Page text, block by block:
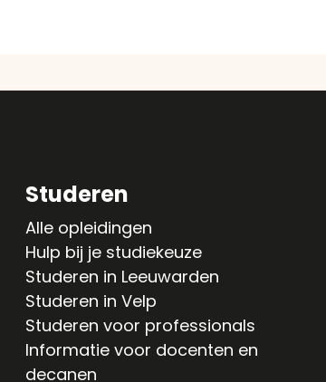
Studeren
Alle opleidingen
Hulp bij je studiekeuze
Studeren in Leeuwarden
Studeren in Velp
Studeren voor professionals
Informatie voor docenten en
decanen